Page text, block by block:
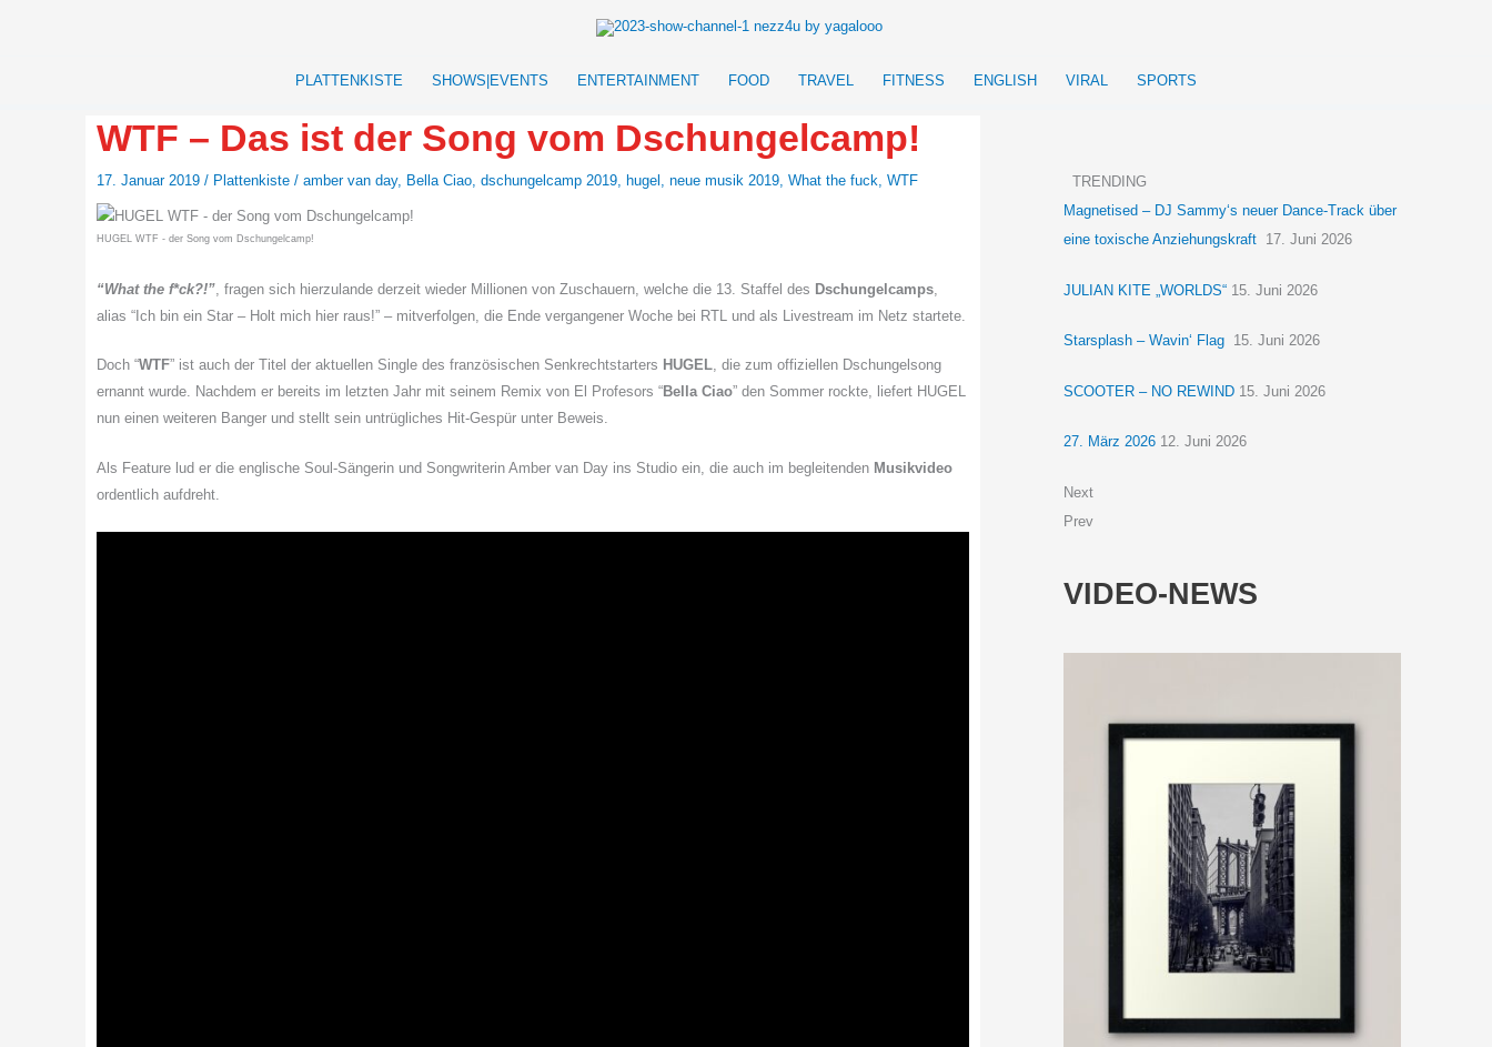
PLATTENKISTE
SHOWS|EVENTS ENTERTAINMENT FOOD TRAVEL FITNESS ENGLISH VIRAL SPORTS
WTF – Das ist der Song vom Dschungelcamp!
17. Januar 2019 / Plattenkiste / amber van day, Bella Ciao, dschungelcamp 2019, hugel , neue musik 2019, What the fuck, WTF
HUGEL WTF - der Song vom Dschungelcamp!
“What the f*ck?!” , fragen sich hierzulande derzeit wieder Millionen von Zuschauern, welche die 13. Staffel des Dschungelcamps
alias “Ich bin ein Star – Holt mich hier raus!” – mitverfolgen, die Ende vergangener Woche bei RTL und als Livestream im Netz startete.
Doch “WTF” ist auch der Titel der aktuellen Single des französischen Senkrechtstarters HUGEL, die zum offiziellen Dschungelsong
ernannt wurde. Nachdem er bereits im letzten Jahr mit seinem Remix von El Profesors “Bella Ciao” den Sommer rockte, liefert HUGEL
nun einen weiteren Banger und stellt sein untrügliches Hit-Gespür unter Beweis.
Als Feature lud er die englische Soul-Sängerin und Songwriterin Amber van Day ins Studio ein, die auch im begleitenden Musikvideo
ordentlich aufdreht.
TRENDING
Magnetised – DJ Sammy‘s neuer Dance-Track über
eine toxische Anziehungskraft 17. Juni 2026
JULIAN KITE „WORLDS“ 15. Juni 2026
Starsplash – Wavin‘ Flag 15. Juni 2026
SCOOTER – NO REWIND 15. Juni 2026
27. März 2026 12. Juni 2026
Next
Prev
VIDEO-NEWS